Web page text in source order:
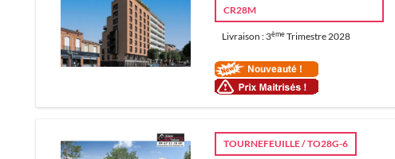
CR28M
Livraison : 3èmeTrimestre 2028
TOURNEFEUILLE / TO28G-6